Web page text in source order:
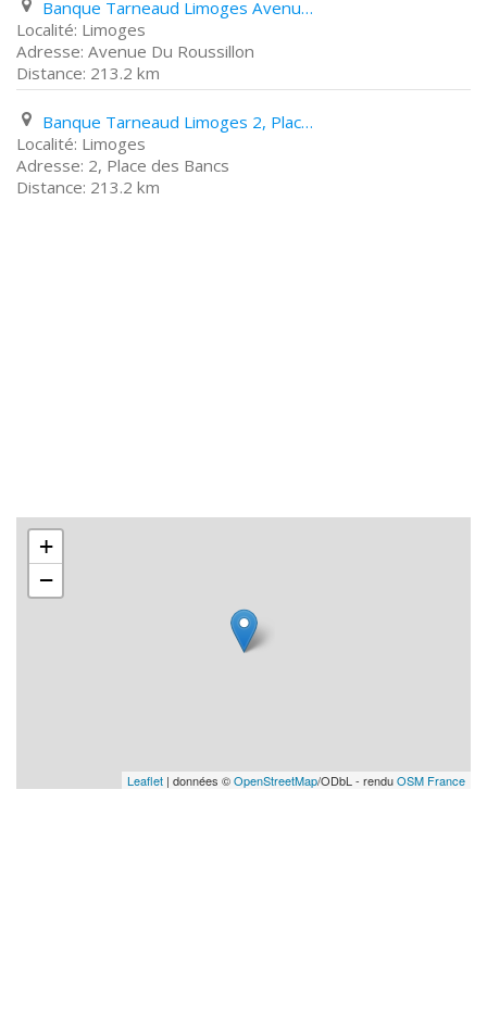
Banque Tarneaud Limoges Avenue Du Roussillon
Limoges
Avenue Du Roussillon
213.2 km
Banque Tarneaud Limoges 2, Place des Bancs
Limoges
2, Place des Bancs
213.2 km
+
−
Leaflet | données ©OpenStreetMap/ODbL - renduOSM France